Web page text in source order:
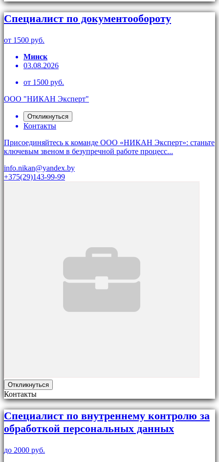
Специалист по документообороту
от 1500 руб.
Минск
03.08.2026
от 1500 руб.
ООО "НИКАН Эксперт"
Откликнуться
Контакты
Присоединяйтесь к команде ООО «НИКАН Эксперт»: станьте
ключевым звеном в безупречной работе процесс...
info.nikan@yandex.by
+375(29)143-99-99
Откликнуться
Контакты
Специалист по внутреннему контролю за
обработкой персональных данных
до 2000 руб.